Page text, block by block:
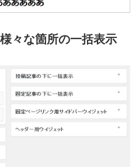
々な箇所の一括表示